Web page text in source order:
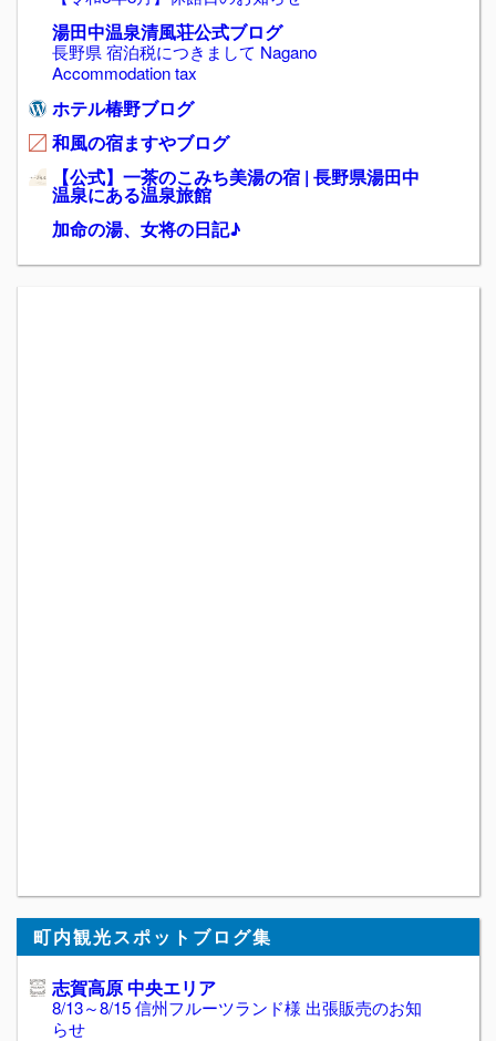
湯田中温泉清風荘公式ブログ
長野県 宿泊税につきまして Nagano
Accommodation tax
ホテル椿野ブログ
和風の宿ますやブログ
【公式】一茶のこみち美湯の宿 | 長野県湯田中
温泉にある温泉旅館
加命の湯、女将の日記♪
町内観光スポットブログ集
志賀高原 中央エリア
8/13～8/15 信州フルーツランド様 出張販売のお知
らせ